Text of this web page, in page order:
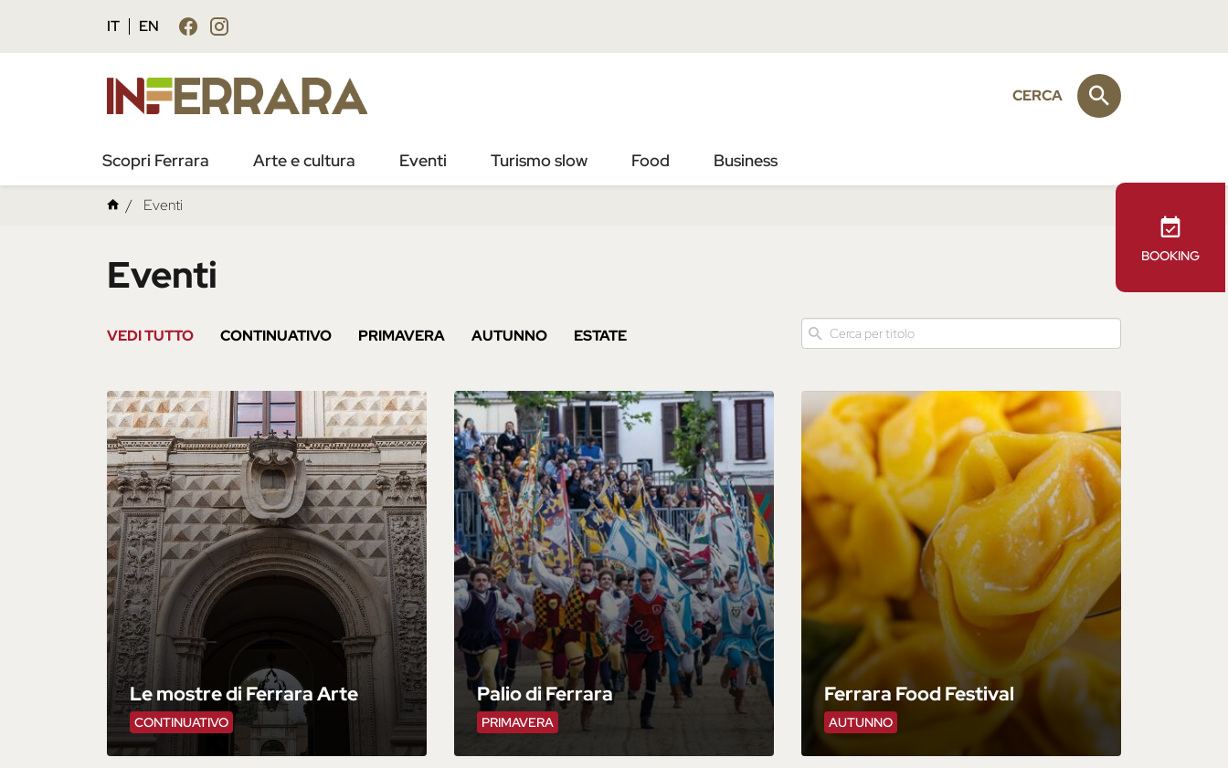
principale
IT EN
BOOKING
CERCA
Scopri Ferrara Arte e cultura Eventi Turismo slow Food Business
Eventi
Eventi
VEDI TUTTO CONTINUATIVO PRIMAVERA AUTUNNO ESTATE
CONTINUATIVO
Le mostre di Ferrara Arte
PRIMAVERA
Palio di Ferrara
AUTUNNO
Ferrara Food Festival